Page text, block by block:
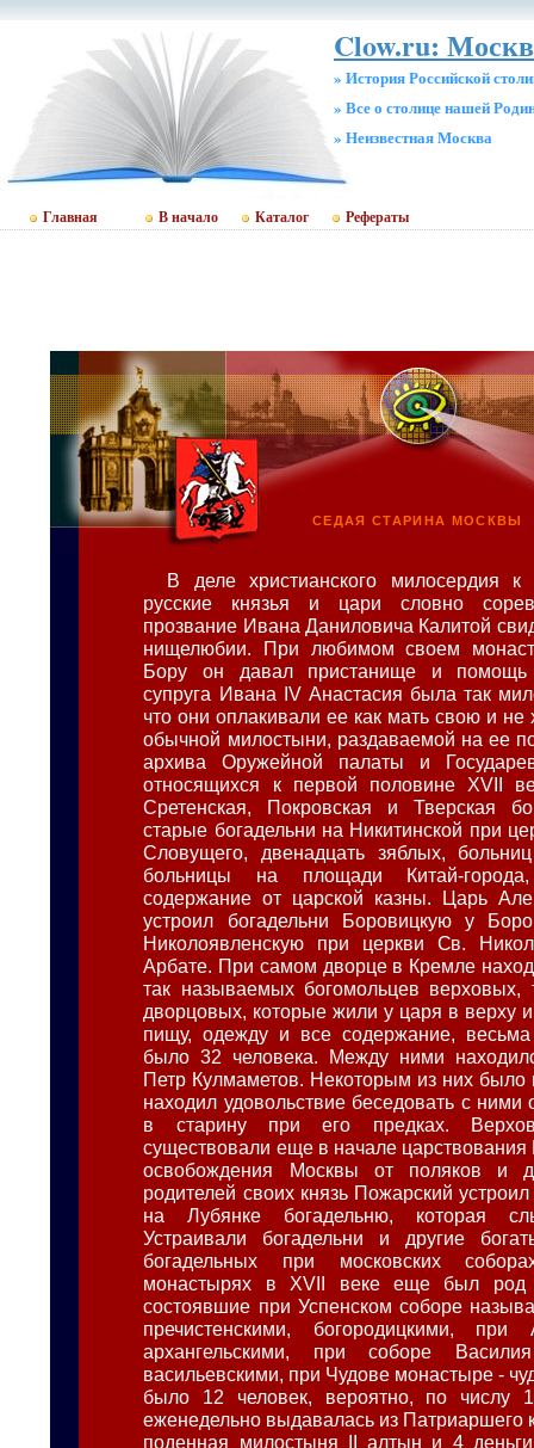
Clow.ru:
» История Российской
» Все о столице нашей
» Неизвестная Москва
Главная В начало Каталог Рефераты
СЕДАЯ СТАРИНА МОСКВЫ
В деле христианского милосердия
русские князья и цари словно
прозвание Ивана Даниловича Калитой
нищелюбии. При любимом своем
Бору он давал пристанище и помощь
супруга Ивана IV Анастасия была так
что они оплакивали ее как мать свою и не
обычной милостыни, раздаваемой на ее
архива Оружейной палаты и
относящихся к первой половине XVII
Сретенская, Покровская и Тверская
старые богадельни на Никитинской при
Словущего, двенадцать зяблых,
больницы на площади Китай-
содержание от царской казны. Царь
устроил богадельни Боровицкую у
Николоявленскую при церкви Св.
Арбате. При самом дворце в Кремле
так называемых богомольцев верховых,
дворцовых, которые жили у царя в верху
пищу, одежду и все содержание, весьма
было 32 человека. Между ними
Петр Кулмаметов. Некоторым из них было
находил удовольствие беседовать с
в старину при его предках.
существовали еще в начале
освобождения Москвы от поляков и
родителей своих князь Пожарский
на Лубянке богадельню, которая
Устраивали богадельни и другие
богадельных при московских
монастырях в XVII веке еще был род
состоявшие при Успенском соборе
пречистенскими, богородицкими, при
архангельскими, при соборе
васильевскими, при Чудове монастыре -
было 12 человек, вероятно, по числу
еженедельно выдавалась из Патриаршего
поденная милостыня II алтын и 4